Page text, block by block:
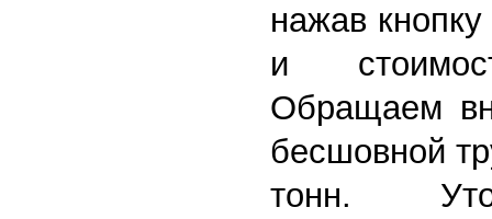
нажав
и
Обращаем
бесшовной
тонн.